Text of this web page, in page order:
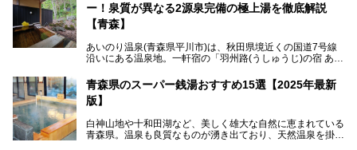
「海峡の湯」は、以前あった2つの共同浴場を統合し、2020
年12月にオープンした日帰り入浴施設。かつて別々の共同
浴場で使用された2つの源泉を楽しめる点が魅力です。また
無料休憩室や食事処も併設し、地元常連客のみならず観光客
にも利用しやすい施設へ変貌しました。
今回、筆者は実際に海峡の湯へ訪問・入浴し、その魅力を徹
底解説します！
ー！泉質が異なる2源泉完備の極上湯を徹底解説
【青森】
あいのり温泉(青森県平川市)は、秋田県境近くの国道7号線
沿いにある温泉地。一軒宿の「羽州路(うしゅうじ)の宿 あい
(通称:赤湯)と無色透明の単純温泉という2種類の源泉を使用
し、いずれも源泉100％かけ流しで提供している点でしょ
う。
今回筆者は実際に宿泊し、大浴場と露天風呂付き客室を中心
に「羽州路の宿 あいのり」を詳細にご紹介。秋田県側を含
青森県のスーパー銭湯おすすめ15選【2025年最新
版】
白神山地や十和田湖など、美しく雄大な自然に恵まれている
青森県。温泉も良質なものが湧き出ており、天然温泉を掛け